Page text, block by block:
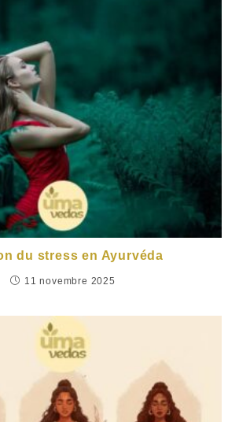
du stress en Ayurvéda
11 novembre 2025